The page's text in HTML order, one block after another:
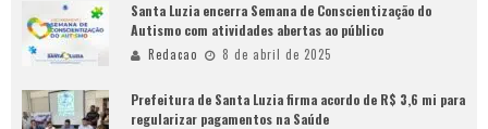
Santa Luzia encerra Semana de Conscientização do
Autismo com atividades abertas ao público
Redacao 8 de abril de 2025
Prefeitura de Santa Luzia firma acordo de R$ 3,6 mi para
regularizar pagamentos na Saúde